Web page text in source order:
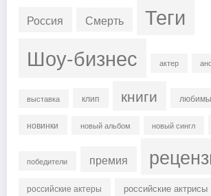
Россия Смерть Теги
Шоу-бизнес актер
выставка клип книги
новинки новый альбом новый сингл
победители премия
российские актеры российские актрисы